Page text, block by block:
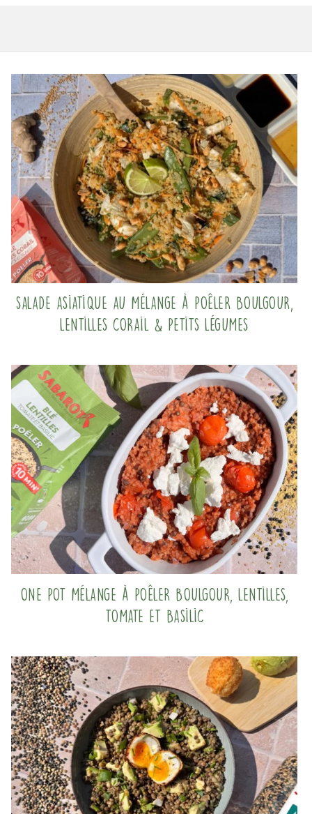
Salade asiatique au mélange à poêler Boulgour,
Lentilles corail & Petits légumes
One pot mélange à poêler boulgour, lentilles,
tomate et basilic